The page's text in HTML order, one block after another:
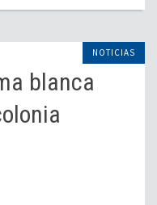
NOTICIAS
blanca